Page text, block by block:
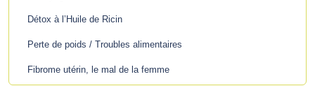
Détox à l’Huile de Ricin
Perte de poids / Troubles alimentaires
Fibrome utérin, le mal de la femme